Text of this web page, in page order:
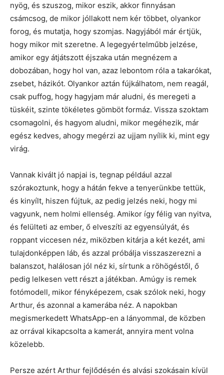
nyög, és szuszog, mikor eszik, akkor finnyásan
csámcsog, de mikor jóllakott nem kér többet, olyankor
forog, és mutatja, hogy szomjas. Nagyjából már értjük,
hogy mikor mit szeretne. A legegyértelműbb jelzése,
amikor egy átjátszott éjszaka után megnézem a
dobozában, hogy hol van, azaz lebontom róla a takarókat,
zsebet, házikót. Olyankor aztán fújkálhatom, nem reagál,
csak puffog, hogy hagyjam már aludni, és meregeti a
tüskéit, szinte tökéletes gömböt formáz. Vissza szoktam
csomagolni, és hagyom aludni, mikor megéhezik, már
egész kedves, ahogy megérzi az ujjam nyílik ki, mint egy
virág.
Vannak kivált jó napjai is, tegnap például azzal
szórakoztunk, hogy a hátán fekve a tenyerünkbe tettük,
és kinyílt, hiszen fújtuk, az pedig jelzés neki, hogy mi
vagyunk, nem holmi ellenség. Amikor így félig van nyitva,
és felülteti az ember, ő elveszíti az egyensúlyát, és
roppant viccesen néz, miközben kitárja a két kezét, ami
tulajdonképpen láb, és azzal próbálja visszaszerezni a
balanszot, halálosan jól néz ki, sírtunk a röhögéstől, ő
pedig lelkesen vett részt a játékban. Amúgy is remek
fotómodell, mikor fényképezem, csak szólok neki, hogy
Arthur, és azonnal a kamerába néz. A napokban
megismerkedett WhatsApp-en a lányommal, de közben
az orrával kikapcsolta a kamerát, annyira ment volna
közelebb.
Persze azért Arthur fejlődésén és alvási szokásain kívül